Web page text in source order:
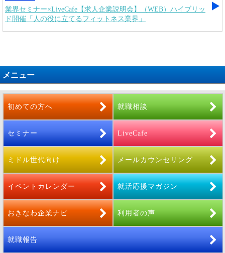
業界セミナー×LiveCafe【求人企業説明会】（WEB）ハイブリッ
ド開催「人の役に立てるフィットネス業界」
メニュー
初めての方へ 就職相談
セミナー LiveCafe
ミドル世代向け メールカウンセリング
イベントカレンダー 就活応援マガジン
おきなわ企業ナビ 利用者の声
就職報告